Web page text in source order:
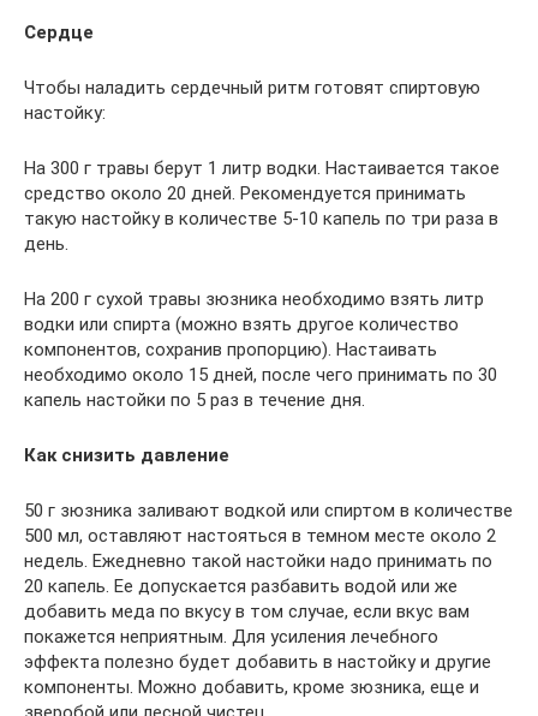
Сердце
Чтобы наладить сердечный ритм готовят спиртовую
настойку:
На 300 г травы берут 1 литр водки. Настаивается такое
средство около 20 дней. Рекомендуется принимать
такую настойку в количестве 5-10 капель по три раза в
день.
На 200 г сухой травы зюзника необходимо взять литр
водки или спирта (можно взять другое количество
компонентов, сохранив пропорцию). Настаивать
необходимо около 15 дней, после чего принимать по 30
капель настойки по 5 раз в течение дня.
Как снизить давление
50 г зюзника заливают водкой или спиртом в количестве
500 мл, оставляют настояться в темном месте около 2
недель. Ежедневно такой настойки надо принимать по
20 капель. Ее допускается разбавить водой или же
добавить меда по вкусу в том случае, если вкус вам
покажется неприятным. Для усиления лечебного
эффекта полезно будет добавить в настойку и другие
компоненты. Можно добавить, кроме зюзника, еще и